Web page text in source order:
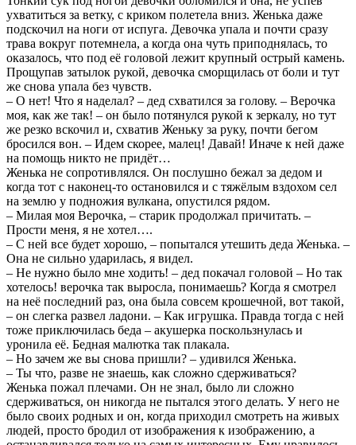
ухватиться за ветку, с криком полетела вниз. Женька даже
подскочил на ноги от испуга. Девочка упала и почти сразу
трава вокруг потемнела, а когда она чуть приподнялась, то
оказалось, что под её головой лежит крупный острый камень.
Прощупав затылок рукой, девочка сморщилась от боли и тут
же снова упала без чувств.
– О нет! Что я наделал? – дед схватился за голову. – Верочка
моя, как же так! – он было потянулся рукой к зеркалу, но тут
же резко вскочил и, схватив Женьку за руку, почти бегом
бросился вон. – Идем скорее, малец! Давай! Иначе к ней даже
на помощь никто не придёт…
Женька не сопротивлялся. Он послушно бежал за дедом и
когда тот с наконец-то остановился и с тяжёлым вздохом сел
на землю у подножия вулкана, опустился рядом.
– Милая моя Верочка, – старик продолжал причитать. –
Прости меня, я не хотел….
– С ней все будет хорошо, – попытался утешить деда Женька. –
Она не сильно ударилась, я видел.
– Не нужно было мне ходить! – дед покачал головой – Но так
хотелось! верочка так выросла, понимаешь? Когда я смотрел
на неё последний раз, она была совсем крошечной, вот такой,
– он слегка развел ладони. – Как игрушка. Правда тогда с ней
тоже приключилась беда – акушерка поскользнулась и
уронила её. Бедная малютка так плакала.
– Но зачем же вы снова пришли? – удивился Женька.
– Ты что, разве не знаешь, как сложно сдерживаться?
Женька пожал плечами. Он не знал, было ли сложно
сдерживаться, он никогда не пытался этого делать. У него не
было своих родных и он, когда приходил смотреть на живых
людей, просто бродил от изображения к изображению, а